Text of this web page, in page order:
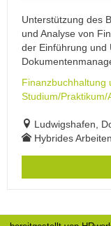
Unterstützung des
und Analyse von
der Einführung und
Finanzbuchhaltung
Studium/Praktikum/
Ludwigshafen,
Hybrides Arbeiten